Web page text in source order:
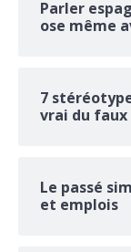
Parler
ose même
7
vrai du faux
Le passé
et emplois